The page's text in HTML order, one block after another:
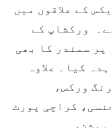
کے علاقوں میں
ورکشاپ کے
سمندر کا بھی
کیا۔ علاوہ
ورکس،
کراچی پورٹ